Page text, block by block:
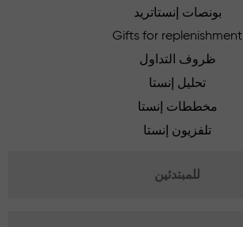
بونصات إنستاتريد
Gifts for replenishment
ظروف التداول
تحليل إنستا
مخططات إنستا
تلفزيون إنستا
للمبتدئين